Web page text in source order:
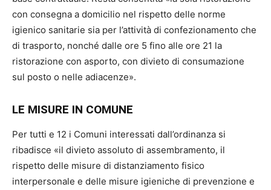
con consegna a domicilio nel rispetto delle norme
igienico sanitarie sia per l’attività di confezionamento che
di trasporto, nonché dalle ore 5 fino alle ore 21 la
ristorazione con asporto, con divieto di consumazione
sul posto o nelle adiacenze».
LE MISURE IN COMUNE
Per tutti e 12 i Comuni interessati dall’ordinanza si
ribadisce «il divieto assoluto di assembramento, il
rispetto delle misure di distanziamento fisico
interpersonale e delle misure igieniche di prevenzione e